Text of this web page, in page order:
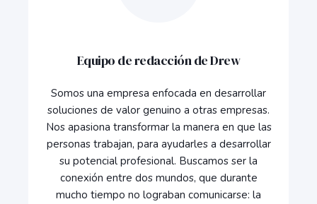
Equipo de redacción de Drew
Somos una empresa enfocada en desarrollar
soluciones de valor genuino a otras empresas.
Nos apasiona transformar la manera en que las
personas trabajan, para ayudarles a desarrollar
su potencial profesional. Buscamos ser la
conexión entre dos mundos, que durante
mucho tiempo no lograban comunicarse: la